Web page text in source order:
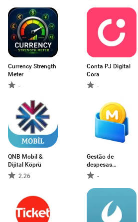
Currency Strength
Meter
-
Conta PJ Digital
Cora
-
QNB Mobil &
Dijital Köprü
2.26
Gestão de
despesas
pessoais
-